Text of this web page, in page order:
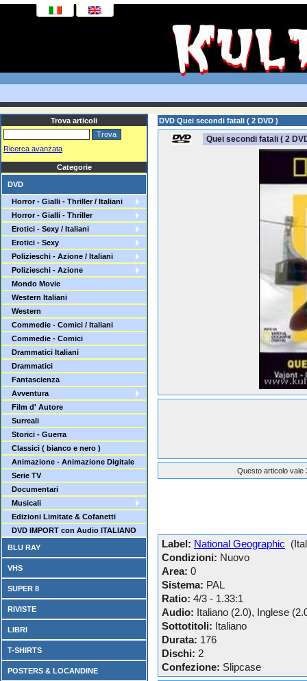
Trova articoli
Ricerca avanzata
Categorie
DVD
Horror - Gialli - Thriller / Italiani
Horror - Gialli - Thriller
Erotici - Sexy / Italiani
Erotici - Sexy
Polizieschi - Azione / Italiani
Polizieschi - Azione
Mondo Movie
Western Italiani
Western
Commedie - Comici / Italiani
Commedie - Comici
Drammatici Italiani
Drammatici
Fantascienza
Avventura
Film d' Autore
Surreali
Storici - Guerra
Classici ( bianco e nero )
Animazione - Animazione Digitale
Serie TV
Documentari
Musicali
Edizioni Limitate & Cofanetti
DVD IMPORT con Audio ITALIANO
BLU RAY
VHS
SUPER 8
RIVISTE
LIBRI
T-SHIRTS
POSTERS & LOCANDINE
DVD Quei secondi fatali ( 2 DVD )
Quei secondi fatali ( 2
Questo articolo vale
Label: National Geographic
Condizioni: Nuovo
Area: 0
Sistema: PAL
Ratio: 4/3 - 1.33:1
Audio: Italiano (2.0), Inglese
Sottotitoli: Italiano
Durata: 176
Dischi: 2
Confezione: Slipcase